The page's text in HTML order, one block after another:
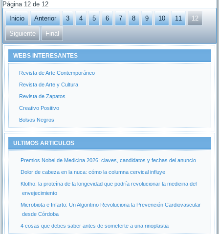
Página 12 de 12
Inicio
Anterior 3 4 5 6 7 8 9 10 11 12
Siguiente Final
WEBS INTERESANTES
Revista de Arte Contemporáneo
Revista de Arte y Cultura
Revista de Zapatos
Creativo Positivo
Bolsos Negros
ULTIMOS ARTICULOS
Premios Nobel de Medicina 2026: claves, candidatos y fechas del anuncio
Dolor de cabeza en la nuca: cómo la columna cervical influye
Klotho: la proteína de la longevidad que podría revolucionar la medicina del
envejecimiento
Microbiota e Infarto: Un Algoritmo Revoluciona la Prevención Cardiovascular
desde Córdoba
4 cosas que debes saber antes de someterte a una rinoplastia